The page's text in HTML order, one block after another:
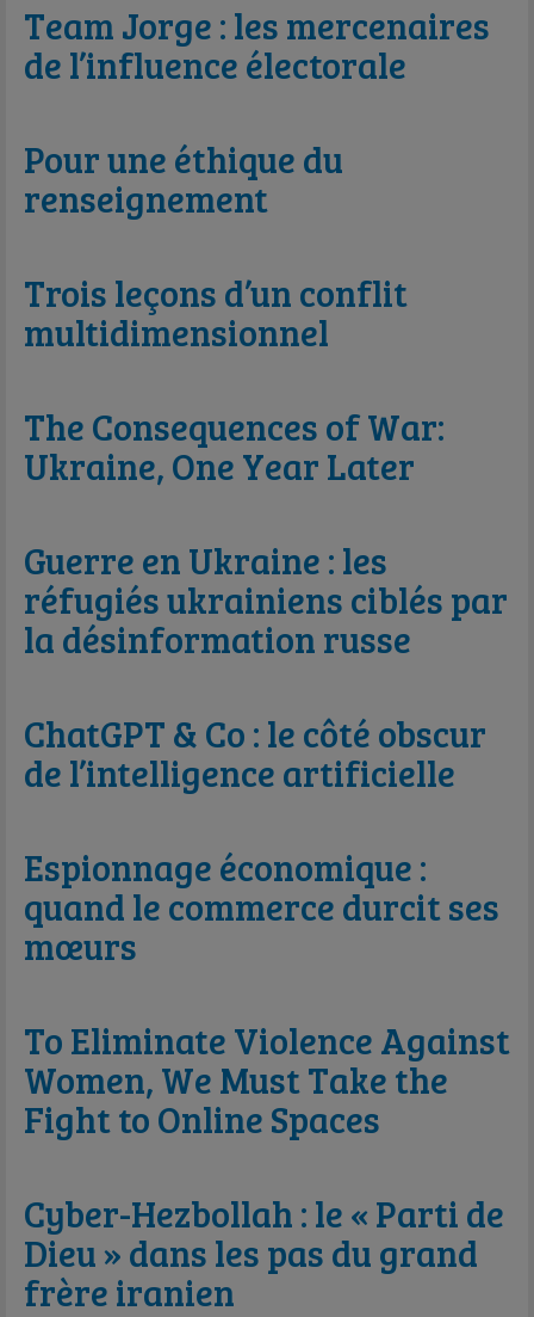
Team Jorge : les mercenaires
de l’influence électorale
Pour une éthique du
renseignement
Trois leçons d’un conflit
multidimensionnel
The Consequences of War:
Ukraine, One Year Later
Guerre en Ukraine : les
réfugiés ukrainiens ciblés par
la désinformation russe
ChatGPT & Co : le côté obscur
de l’intelligence artificielle
Espionnage économique :
quand le commerce durcit ses
mœurs
To Eliminate Violence Against
Women, We Must Take the
Fight to Online Spaces
Cyber-Hezbollah : le « Parti de
Dieu » dans les pas du grand
frère iranien